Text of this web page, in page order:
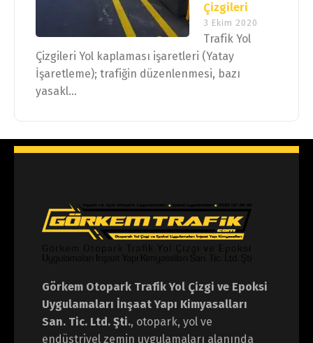
Çizgileri
3 Ekim 2020
Trafik Yol
Çizgileri Yol kaplaması işaretleri (Yatay
İşaretleme); trafiğin düzenlenmesi, bazı
yasakl...
Görkem Otopark Trafik Yol Çizgi ve Epoksi
Uygulamaları İnşaat Yapı Kimyasalları
San. Tic. Ltd. Şti., otopark, yol ve
endüstriyel zemin uygulamaları alanında